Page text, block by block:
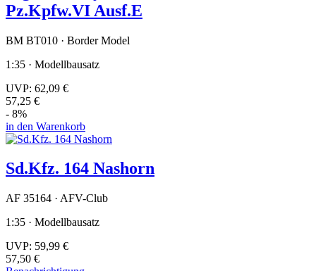
Pz.Kpfw.VI Ausf.E
BM BT010 · Border Model
1:35 · Modellbausatz
UVP: 62,09 €
57,25 €
- 8%
in den Warenkorb
Sd.Kfz. 164 Nashorn
AF 35164 · AFV-Club
1:35 · Modellbausatz
UVP: 59,99 €
57,50 €